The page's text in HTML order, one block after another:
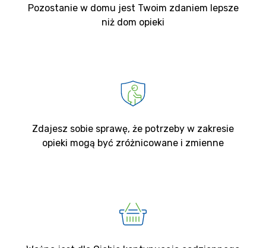
Pozostanie w domu jest Twoim zdaniem lepsze
niż dom opieki
Zdajesz sobie sprawę, że potrzeby w zakresie
opieki mogą być zróżnicowane i zmienne